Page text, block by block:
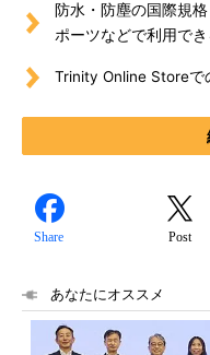
防水・防塵の国際規
ポーツなどで利用で
Trinity Online Storeで
Share Post
あなたにオススメ